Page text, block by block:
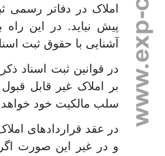
املاک در دفاتر رسمی
پیش نیاید. در این
آشنایی با حقوق ثبت
در قوانین ثبت اسناد
بر املاک غیر قابل
سلب مالکیت خود
در عقد قراردادهای
و در غیر این صورت اگر